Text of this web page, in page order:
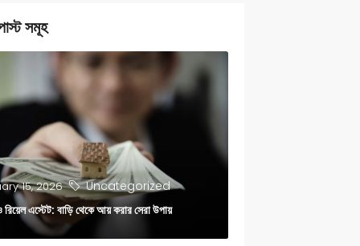
সমূহ
15, 2026 Uncategorized
রিয়েল এস্টেট: বাড়ি থেকে আয় করার সেরা উপায়